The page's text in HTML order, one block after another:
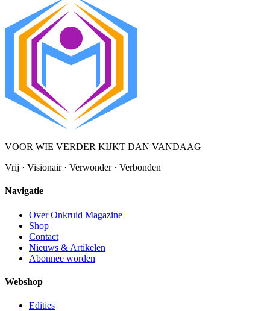
VOOR WIE VERDER KIJKT DAN VANDAAG
Vrij · Visionair · Verwonder · Verbonden
Navigatie
Over Onkruid Magazine
Shop
Contact
Nieuws & Artikelen
Abonnee worden
Webshop
Edities